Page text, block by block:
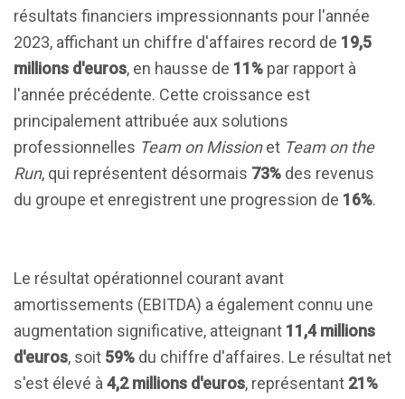
résultats financiers impressionnants pour l'année
2023, affichant un chiffre d'affaires record de 19,5
millions d'euros, en hausse de 11% par rapport à
l'année précédente. Cette croissance est
principalement attribuée aux solutions
professionnelles Team on Missionet Team on the
Run, qui représentent désormais 73% des revenus
du groupe et enregistrent une progression de 16%.
Le résultat opérationnel courant avant
amortissements (EBITDA) a également connu une
augmentation significative, atteignant 11,4 millions
d'euros, soit 59% du chiffre d'affaires. Le résultat net
s'est élevé à 4,2 millions d'euros, représentant 21%